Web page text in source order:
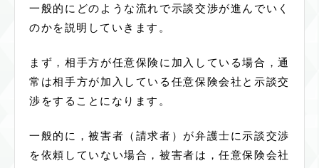
一般的にどのような流れで示談交渉が進んでいく
のかを説明していきます。
まず，相手方が任意保険に加入している場合，通
常は相手方が加入している任意保険会社と示談交
渉をすることになります。
一般的に，被害者（請求者）が弁護士に示談交渉
を依頼していない場合，被害者は，任意保険会社